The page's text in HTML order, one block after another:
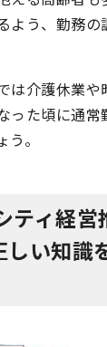
よう、勤務の
は介護休業や
った頃に通常
。
ティ経営
しい知識